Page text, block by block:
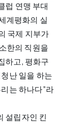
럽 연맹 부대
계평화의 실
국제 지부가
한의 직원을
하고, 평화구
난 일을 하는
는 하나다”라
설립자인 킨